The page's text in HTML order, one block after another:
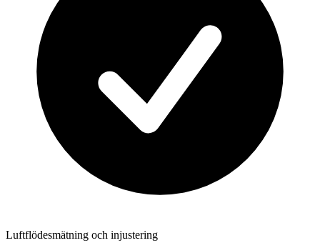
Luftflödesmätning och injustering